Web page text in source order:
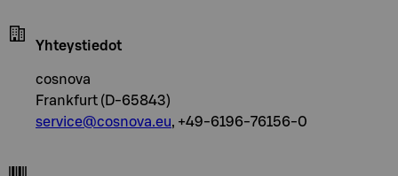
Yhteystiedot
cosnova
Frankfurt (D-65843)
service@cosnova.eu, +49-6196-76156-0